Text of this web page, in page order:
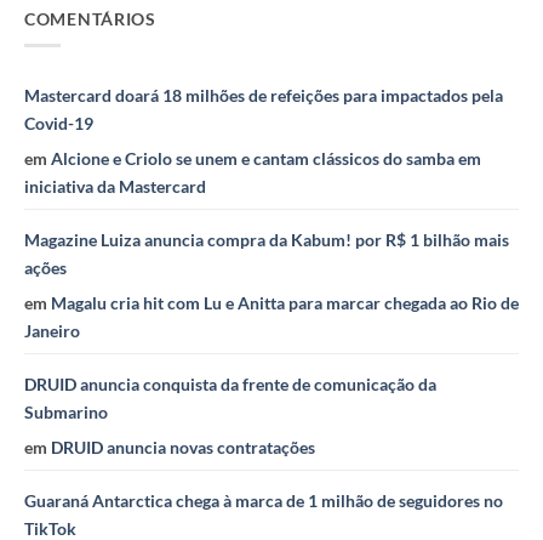
COMENTÁRIOS
Mastercard doará 18 milhões de refeições para impactados pela
Covid-19
em Alcione e Criolo se unem e cantam clássicos do samba em
iniciativa da Mastercard
Magazine Luiza anuncia compra da Kabum! por R$ 1 bilhão mais
ações
em Magalu cria hit com Lu e Anitta para marcar chegada ao Rio de
Janeiro
DRUID anuncia conquista da frente de comunicação da
Submarino
em DRUID anuncia novas contratações
Guaraná Antarctica chega à marca de 1 milhão de seguidores no
TikTok